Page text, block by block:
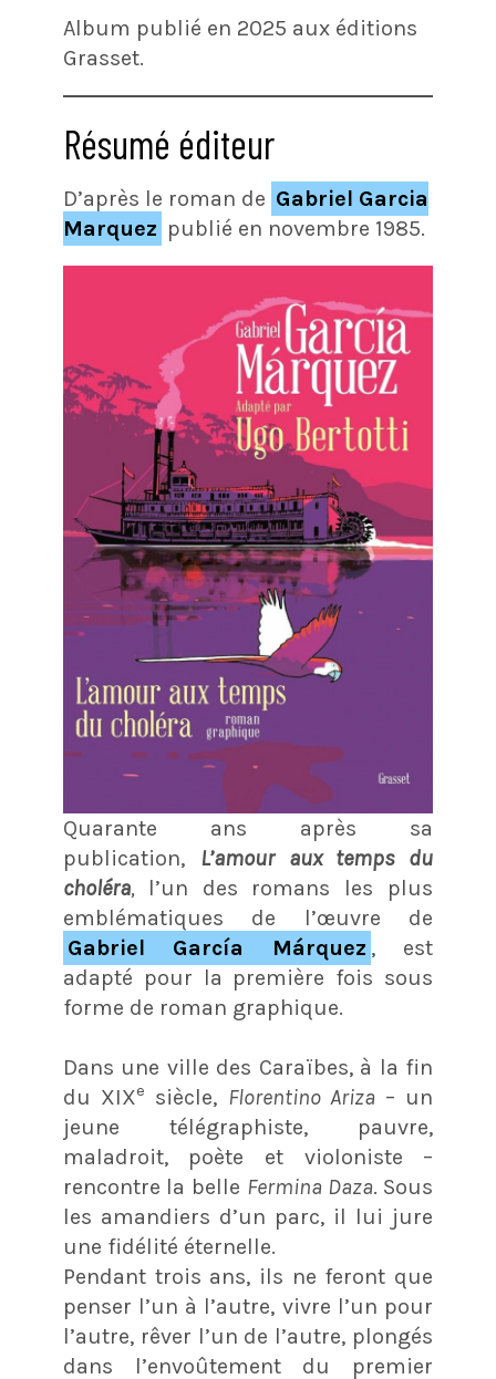
Album publié en 2025 aux éditions
Grasset.
Résumé éditeur
D’après le roman de Gabriel Garcia
Marquez publié en novembre 1985.
Quarante ans après sa
publication, L’amour aux temps du
choléra,
l’un des romans les plus
emblématiques de l’œuvre de
Gabriel García Márquez , est
adapté pour la première fois sous
forme de roman graphique.
Dans une ville des Caraïbes, à la fin
du XIXe siècle, Florentino Ariza – un
jeune télégraphiste, pauvre,
maladroit, poète et violoniste –
rencontre la belle Fermina Daza. Sous
les amandiers d’un parc, il lui jure
une fidélité éternelle.
Pendant trois ans, ils ne feront que
penser l’un à l’autre, vivre l’un pour
l’autre, rêver l’un de l’autre, plongés
dans l’envoûtement du premier